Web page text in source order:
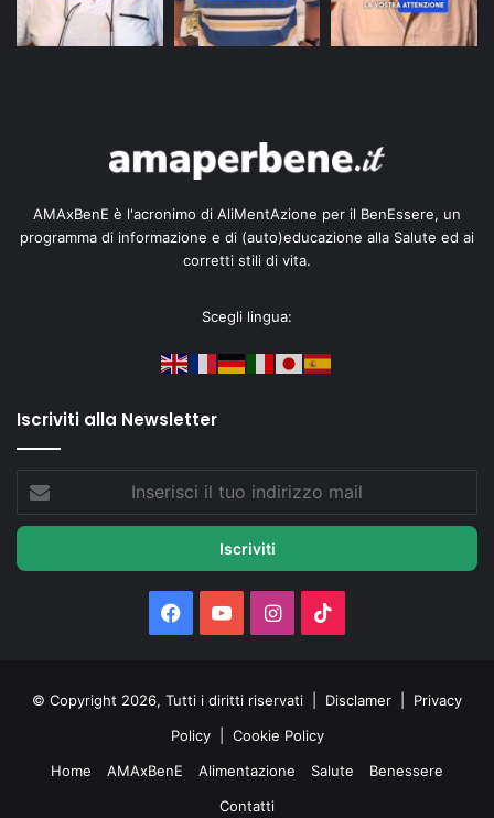
AMAxBenE è l'acronimo di AliMentAzione per il BenEssere, un
programma di informazione e di (auto)educazione alla Salute ed ai
corretti stili di vita.
Scegli lingua:
Iscriviti alla Newsletter
tuo
mail
Facebook
You Instagram
© Copyright 2026, Tutti i diritti riservati | Disclamer
Privacy
Policy
Cookie Policy
Home
AMAxBenE Alimentazione Salute
Benessere
Contatti